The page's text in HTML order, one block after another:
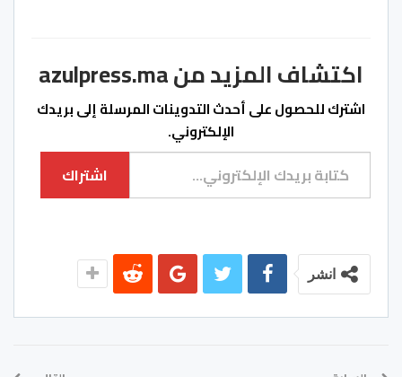
اكتشاف المزيد من azulpress.ma
اشترك للحصول على أحدث التدوينات المرسلة إلى بريدك
الإلكتروني.
كتابة بريدك الإلكتروني...
اشتراك
انشر